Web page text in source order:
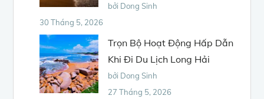
bởi Dong Sinh
30 Tháng 5, 2026
Trọn Bộ Hoạt Động Hấp Dẫn
Khi Đi Du Lịch Long Hải
bởi Dong Sinh
27 Tháng 5, 2026